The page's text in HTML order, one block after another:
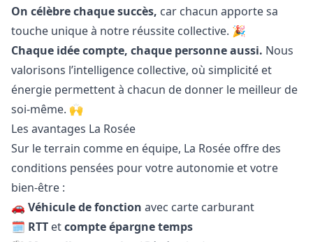
On célèbre chaque succès, car chacun apporte sa
touche unique à notre réussite collective. 🎉
Chaque idée compte, chaque personne aussi. Nous
valorisons l’intelligence collective, où simplicité et
énergie permettent à chacun de donner le meilleur de
soi-même. 🙌
Les avantages La Rosée
Sur le terrain comme en équipe, La Rosée offre des
conditions pensées pour votre autonomie et votre
bien-être :
🚗 Véhicule de fonction avec carte carburant
🗓️ RTT etcompte épargne temps